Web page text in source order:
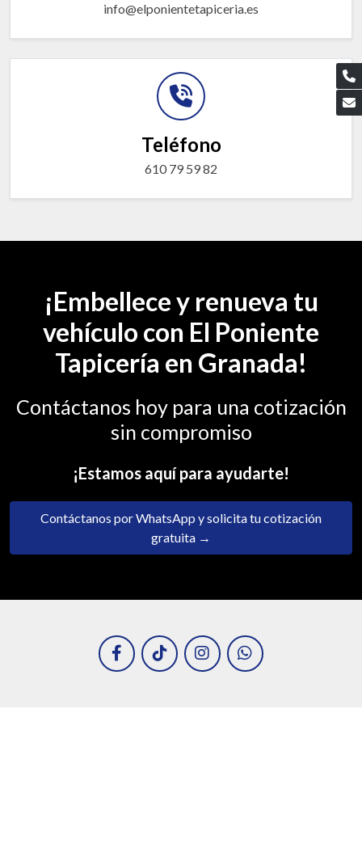
info@elponientetapiceria.es
Teléfono
610 79 59 82
¡Embellece y renueva tu
vehículo con El Poniente
Tapicería en Granada!
Contáctanos hoy para una cotización
sin compromiso
¡Estamos aquí para ayudarte!
Contáctanos por WhatsApp y solicita tu cotización
gratuita →